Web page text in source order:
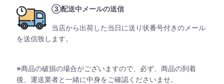
③配送中メールの送信
当店から出荷した当日に送り状番号付きのメール
を送信致します。
※商品の破損の場合がございますので、必ず、商品の到着
後、運送業者と一緒に中身をご確認くださいませ。